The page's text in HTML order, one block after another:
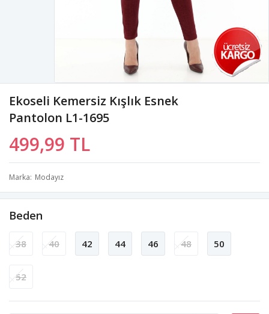
Ekoseli Kemersiz Kışlık Esnek
Pantolon L1-1695
499,99 TL
Marka Modayız
Beden
38 40 42 44 46 48 50
52